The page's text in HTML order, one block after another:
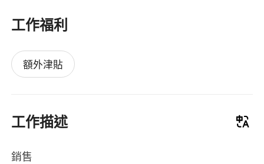
工作福利
額外津貼
工作描述
銷售